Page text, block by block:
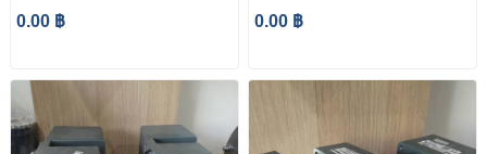
0.00 ฿ 0.00 ฿